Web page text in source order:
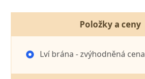
Položky a ceny
Lví brána - zvýhodněná cena